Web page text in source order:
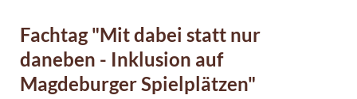
Fachtag "Mit dabei statt nur
daneben - Inklusion auf
Magdeburger Spielplätzen"